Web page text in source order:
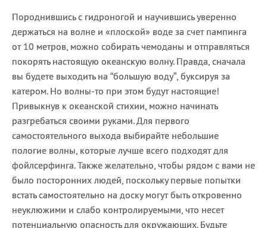
Породнившись с гидроногой и научившись уверенно
держаться на волне и «плоской» воде за счет пампинга
от 10 метров, можно собирать чемоданы и отправляться
покорять настоящую океанскую волну. Правда, сначала
вы будете выходить на “большую воду”, буксируя за
катером. Но волны-то при этом будут настоящие!
Привыкнув к океанской стихии, можно начинать
разгребаться своими руками. Для первого
самостоятельного выхода выбирайте небольшие
пологие волны, которые лучше всего подходят для
фойлсерфинга. Также желательно, чтобы рядом с вами не
было посторонних людей, поскольку первые попытки
встать самостоятельно на доску могут быть откровенно
неуклюжими и слабо контролируемыми, что несет
потенциальную опасность для окружающих. Будьте